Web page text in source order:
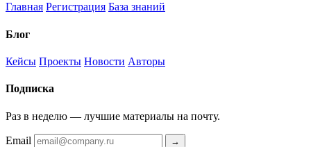
Главная Регистрация База знаний
Блог
Кейсы Проекты Новости Авторы
Подписка
Раз в неделю — лучшие материалы на почту.
Email →